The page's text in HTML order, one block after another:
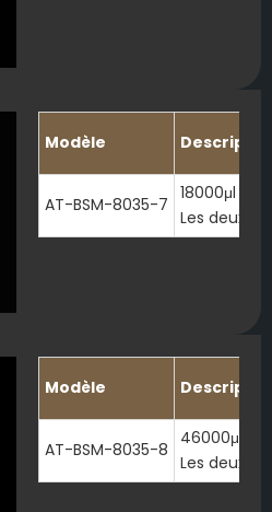
Modèle
AT-BSM-8035-7
18000μl
Les deux
Modèle
AT-BSM-8035-8
46000μl
Les deux